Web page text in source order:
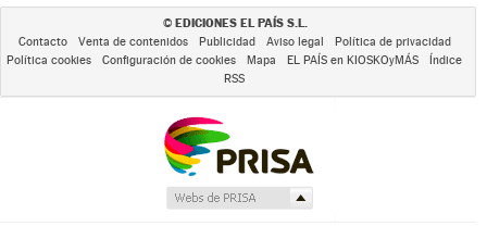
© EDICIONES EL PAÍS S.L.
Contacto Venta de contenidos Publicidad Aviso legal
Política de privacidad
Política cookies
Configuración de cookies Mapa EL PAÍS en KIOSKOyMÁS
Índice
RSS